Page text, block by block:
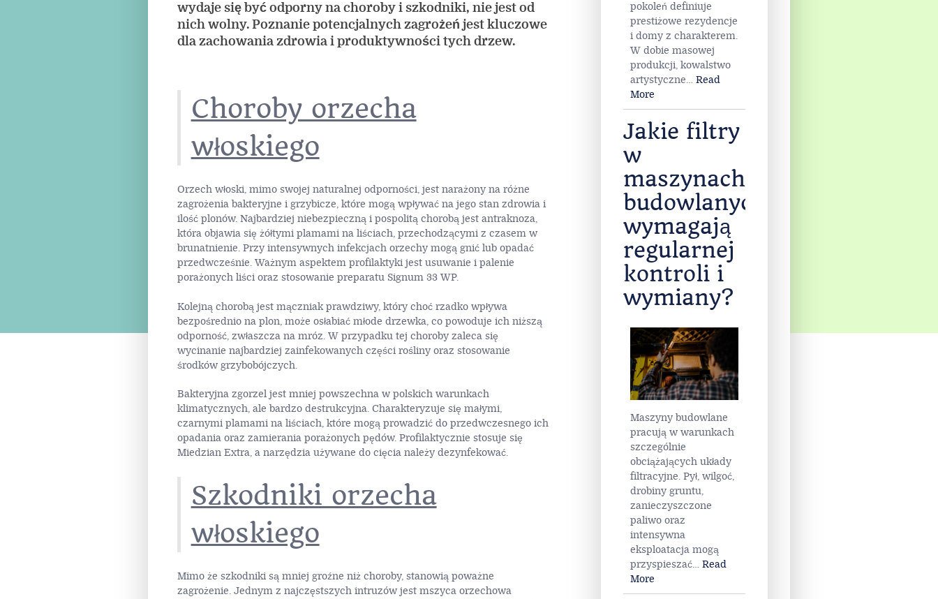
wydaje się być odporny na choroby i szkodniki, nie jest od
nich wolny. Poznanie potencjalnych zagrożeń jest kluczowe
dla zachowania zdrowia i produktywności tych drzew.
Choroby orzecha
włoskiego
Orzech włoski, mimo swojej naturalnej odporności, jest narażony na różne
zagrożenia bakteryjne i grzybicze, które mogą wpływać na jego stan zdrowia i
ilość plonów. Najbardziej niebezpieczną i pospolitą chorobą jest antraknoza,
która objawia się żółtymi plamami na liściach, przechodzącymi z czasem w
brunatnienie. Przy intensywnych infekcjach orzechy mogą gnić lub opadać
przedwcześnie. Ważnym aspektem profilaktyki jest usuwanie i palenie
porażonych liści oraz stosowanie preparatu Signum 33 WP.
Kolejną chorobą jest mączniak prawdziwy, który choć rzadko wpływa
bezpośrednio na plon, może osłabiać młode drzewka, co powoduje ich niższą
odporność, zwłaszcza na mróz. W przypadku tej choroby zaleca się
wycinanie najbardziej zainfekowanych części rośliny oraz stosowanie
środków grzybobójczych.
Bakteryjna zgorzel jest mniej powszechna w polskich warunkach
klimatycznych, ale bardzo destrukcyjna. Charakteryzuje się małymi,
czarnymi plamami na liściach, które mogą prowadzić do przedwczesnego ich
opadania oraz zamierania porażonych pędów. Profilaktycznie stosuje się
Miedzian Extra, a narzędzia używane do cięcia należy dezynfekować.
Szkodniki orzecha
włoskiego
Mimo że szkodniki są mniej groźne niż choroby, stanowią poważne
zagrożenie. Jednym z najczęstszych intruzów jest mszyca orzechowa
pokoleń definiuje
prestiżowe rezydencje
i domy z charakterem.
W dobie masowej
produkcji, kowalstwo
artystyczne… Read
More
Jakie filtry
w
maszynach
budowlanych
wymagają
regularnej
kontroli i
wymiany?
Maszyny budowlane
pracują w warunkach
szczególnie
obciążających układy
filtracyjne. Pył, wilgoć,
drobiny gruntu,
zanieczyszczone
paliwo oraz
intensywna
eksploatacja mogą
przyspieszać… Read
More